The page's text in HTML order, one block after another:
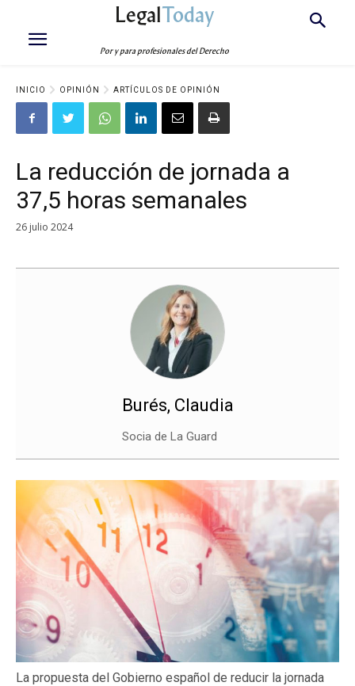
LegalToday
Por y para profesionales del Derecho
INICIO OPINIÓN ARTÍCULOS DE OPINIÓN
La reducción de jornada a
37,5 horas semanales
26 julio 2024
Burés, Claudia
Socia de La Guard
La propuesta del Gobierno español de reducir la jornada